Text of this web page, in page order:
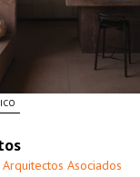
Asociados